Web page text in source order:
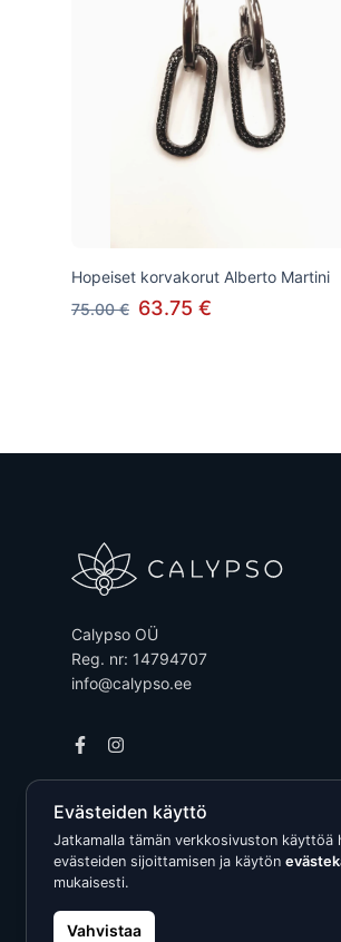
Hopeiset korvakorut Alberto Martini
75.00 € 63.75 €
Calypso OÜ
Reg. nr: 14794707
info@calypso.ee
Kõik õigused kaitstud © 2026
Evästeiden käyttö
Jatkamalla tämän verkkosivuston käyttöä
evästeiden sijoittamisen ja käytön
mukaisesti.
Vahvistaa